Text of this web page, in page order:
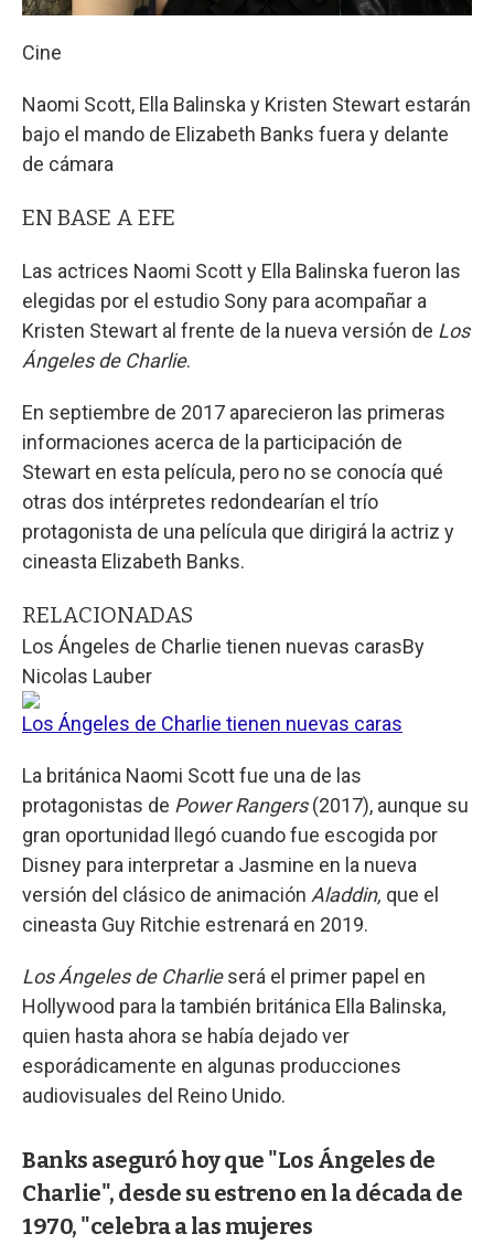
Cine
Naomi Scott, Ella Balinska y Kristen Stewart estarán
bajo el mando de Elizabeth Banks fuera y delante
de cámara
EN BASE A EFE
Las actrices Naomi Scott y Ella Balinska fueron las
elegidas por el estudio Sony para acompañar a
Kristen Stewart al frente de la nueva versión de Los
Ángeles de Charlie.
En septiembre de 2017 aparecieron las primeras
informaciones acerca de la participación de
Stewart en esta película, pero no se conocía qué
otras dos intérpretes redondearían el trío
protagonista de una película que dirigirá la actriz y
cineasta Elizabeth Banks.
RELACIONADAS
Los Ángeles de Charlie tienen nuevas carasBy
Nicolas Lauber
Los Ángeles de Charlie tienen nuevas caras
La británica Naomi Scott fue una de las
protagonistas de Power Rangers(2017), aunque su
gran oportunidad llegó cuando fue escogida por
Disney para interpretar a Jasmine en la nueva
versión del clásico de animación Aladdin, que el
cineasta Guy Ritchie estrenará en 2019.
Los Ángeles de Charlieserá el primer papel en
Hollywood para la también británica Ella Balinska,
quien hasta ahora se había dejado ver
esporádicamente en algunas producciones
audiovisuales del Reino Unido.
Banks aseguró hoy que "Los Ángeles de
Charlie", desde su estreno en la década de
1970, "celebra a las mujeres